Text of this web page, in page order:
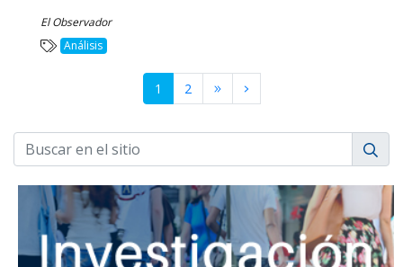
El Observador
Análisis
1 2